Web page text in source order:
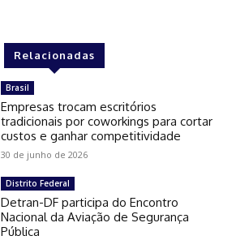
Relacionadas
Brasil
Empresas trocam escritórios
tradicionais por coworkings para cortar
custos e ganhar competitividade
30 de junho de 2026
Distrito Federal
Detran-DF participa do Encontro
Nacional da Aviação de Segurança
Pública